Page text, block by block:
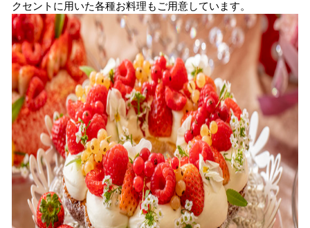
クセントに用いた各種お料理もご用意しています。